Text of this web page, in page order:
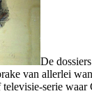
De
van allerlei
serie